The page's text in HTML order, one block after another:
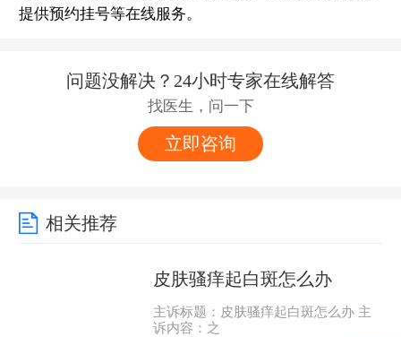
提供预约挂号等在线服务。
问题没解决？24小时专家在线解答
找医生，问一下
立即咨询
相关推荐
皮肤骚痒起白斑怎么办
主诉标题：皮肤骚痒起白斑怎么办 主
诉内容：之